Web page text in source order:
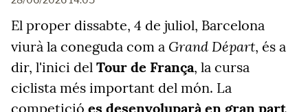
El proper dissabte, 4 de juliol, Barcelona
viurà la coneguda com a Grand Départ, és a
dir, l'inici del Tour de França, la cursa
ciclista més important del món. La
competició es desenvoluparà en gran part